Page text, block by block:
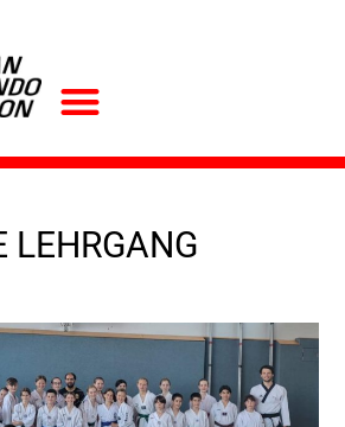
LEHRGANG